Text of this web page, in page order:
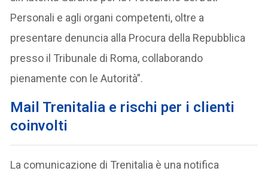
Personali e agli organi competenti, oltre a
presentare denuncia alla Procura della Repubblica
presso il Tribunale di Roma, collaborando
pienamente con le Autorità”.
Mail Trenitalia e rischi per i clienti
coinvolti
La comunicazione di Trenitalia è una notifica